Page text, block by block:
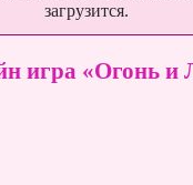
загрузится.
игра «Огонь и